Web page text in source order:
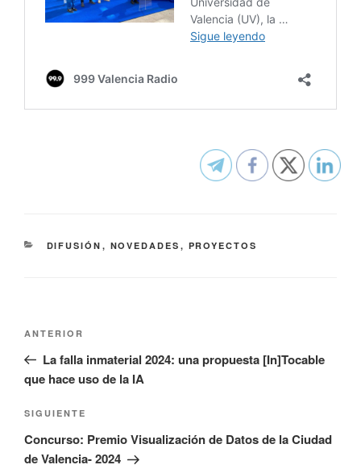
CATEGORÍAS
DIFUSIÓN , NOVEDADES , PROYECTOS
Navegación
entradas
Entrada
anterior:
ANTERIOR
La falla inmaterial 2024: una propuesta [In]Tocable
que hace uso de la IA
Siguiente
entrada
SIGUIENTE
Concurso: Premio Visualización de Datos de la Ciudad
de Valencia- 2024